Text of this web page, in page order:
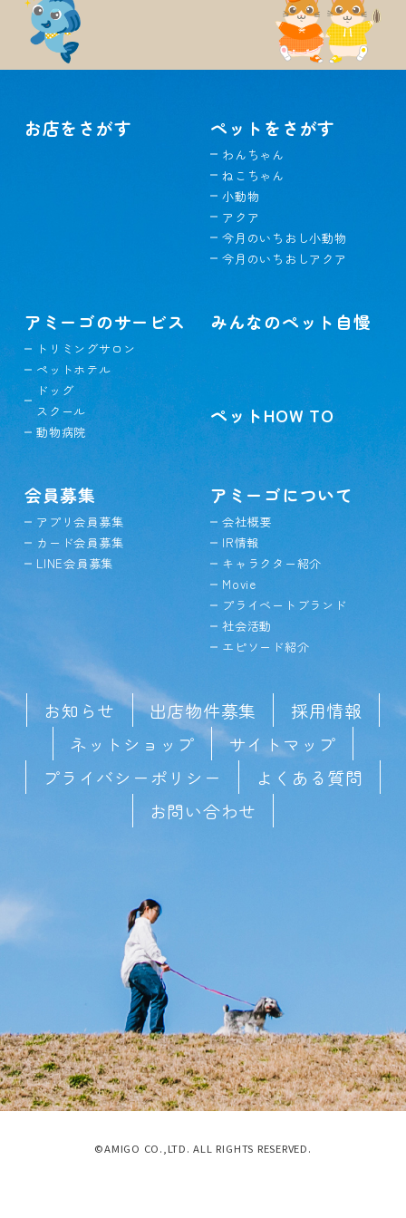
お店をさがす ペットをさがす
わんちゃん
ねこちゃん
小動物
アクア
今月のいちおし小動物
今月のいちおしアクア
アミーゴのサービス
トリミングサロン
ペットホテル
ドッグ
スクール
動物病院
みんなのペット自慢
ペットHOW TO
会員募集
アプリ会員募集
カード会員募集
LINE会員募集
アミーゴについて
会社概要
IR情報
キャラクター紹介
Movie
プライベートブランド
社会活動
エピソード紹介
お知らせ 出店物件募集
採用情報
ネットショップ
サイトマップ
プライバシーポリシー
よくある質問
お問い合わせ
©AMIGO CO.,LTD. ALL RIGHTS RESERVED.